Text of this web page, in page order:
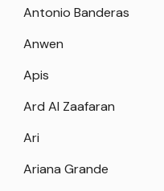
Antonio Banderas
Anwen
Apis
Ard Al Zaafaran
Ari
Ariana Grande